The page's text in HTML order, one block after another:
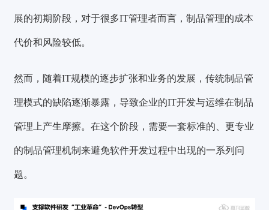
展的初期阶段 ，对于很多IT管理者而言，制品管理的成本
代价和风险较低。
然而，随着IT规模的逐步扩张和业务的发展，传统制品管
理模式的缺陷逐渐暴露 ，导致企业的IT开发与运维在制品
管理上产生摩擦。在这个阶段，需要一套标准的、更专业
的制品管理机制来避免软件开发过程中出现的一系列问
题。